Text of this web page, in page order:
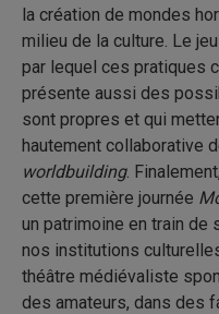
la création de mondes
milieu de la culture. Le
par lequel ces pratiques
présente aussi des
sont propres et qui
hautement collaborative
worldbuilding.
cette première journée
un patrimoine en train de
nos institutions
théâtre médiévaliste
des amateurs, dans des